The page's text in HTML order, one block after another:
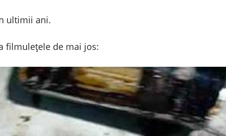
ultimii ani.
filmulețele de mai jos: